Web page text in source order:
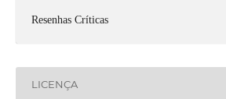
Resenhas Críticas
LICENÇA